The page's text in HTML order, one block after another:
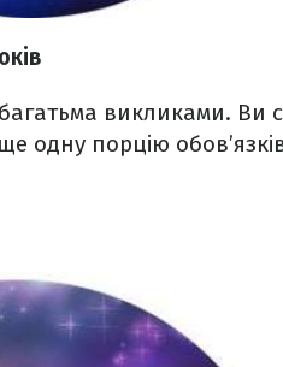
викликами. Ви
одну порцію